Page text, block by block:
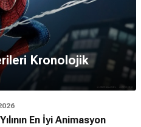
Kronolojik
En İyi Animasyon